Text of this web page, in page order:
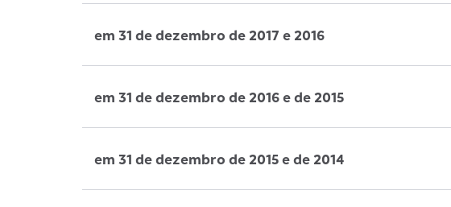
em 31 de dezembro de 2017 e 2016
em 31 de dezembro de 2016 e de 2015
em 31 de dezembro de 2015 e de 2014